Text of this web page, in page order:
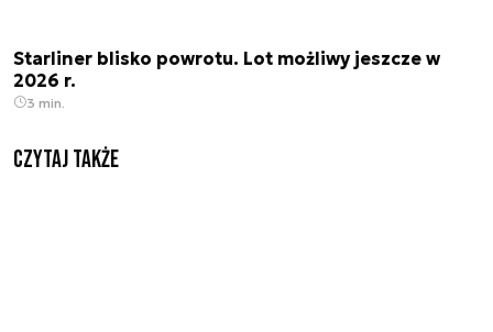
Starliner blisko powrotu. Lot możliwy jeszcze w
2026 r.
3 min.
Czytaj także